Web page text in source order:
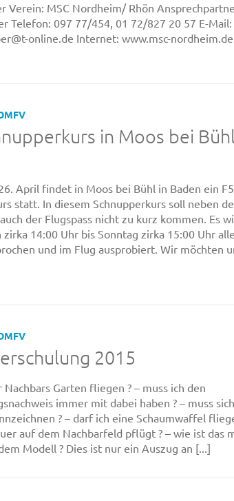
Verein: MSC Nordheim/ Rhön
Telefon: 097 77/454, 01 72/827 20 57 E-Mail:
online.de Internet: www.msc-nordheim.de
in Moos bei
April findet in Moos bei Bühl in Baden ein
statt. In diesem Schnupperkurs soll neben
der Flugspass nicht zu kurz kommen. Es
zirka 14:00 Uhr bis Sonntag zirka 15:00 Uhr
und im Flug ausprobiert. Wir möchten
2015
Nachbars Garten fliegen ? – muss ich den
immer mit dabei haben ? – muss
? – darf ich eine Schaumwaffel
auf dem Nachbarfeld pflügt ? – wie ist das
Modell ? Dies ist nur ein Auszug an [...]